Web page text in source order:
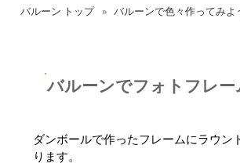
バルーン トップ バルーンで色々作ってみよ
バルーンでフォトフレー
ダンボールで作ったフレームにラウ
ります。